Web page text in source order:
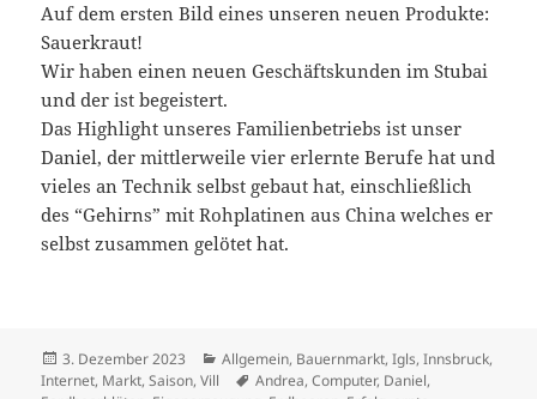
Auf dem ersten Bild eines unseren neuen Produkte:
Sauerkraut!
Wir haben einen neuen Geschäftskunden im Stubai
und der ist begeistert.
Das Highlight unseres Familienbetriebs ist unser
Daniel, der mittlerweile vier erlernte Berufe hat und
vieles an Technik selbst gebaut hat, einschließlich
des “Gehirns” mit Rohplatinen aus China welches er
selbst zusammen gelötet hat.
Veröffentlicht
am
3. Dezember 2023 Kategorien
Allgemein, Bauernmarkt,Igls,Innsbruck,
Internet, Markt,Saison,Vill Schlagwörter
Andrea,Computer, Daniel,